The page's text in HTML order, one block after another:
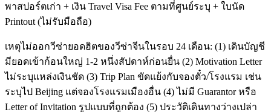
พาสปอร์ตเก่า + เงิน Travel Visa Fee ตามที่ศูนย์ระบุ + ใบนัด
Printout (ไม่รับมือถือ)
เหตุไม่ออกวีซ่ายอดฮิตของวีซ่าจีนในรอบ 24 เดือน: (1) เดินบัญชี
มียอดเข้าก้อนใหญ่ 1-2 หนึ่งสัปดาห์ก่อนยื่น (2) Motivation Letter
ไม่ระบุแหล่งเงินชัด (3) Trip Plan ขัดแย้งกับจองตั๋ว/โรงแรม เช่น
ระบุไป Beijing แต่จองโรงแรมเมืองอื่น (4) ไม่มี Guarantor หรือ
Letter of Invitation รูปแบบที่ถูกต้อง (5) ประวัติเดินทางว่างเปล่า